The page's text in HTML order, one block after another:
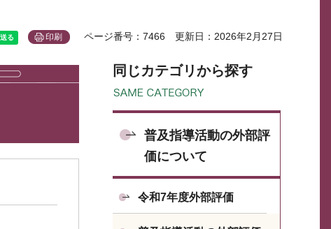
印刷 ページ番号：7466 更新日：2026年2月27日
同じカテゴリから探す
普及指導活動の外部評
価について
令和7年度外部評価